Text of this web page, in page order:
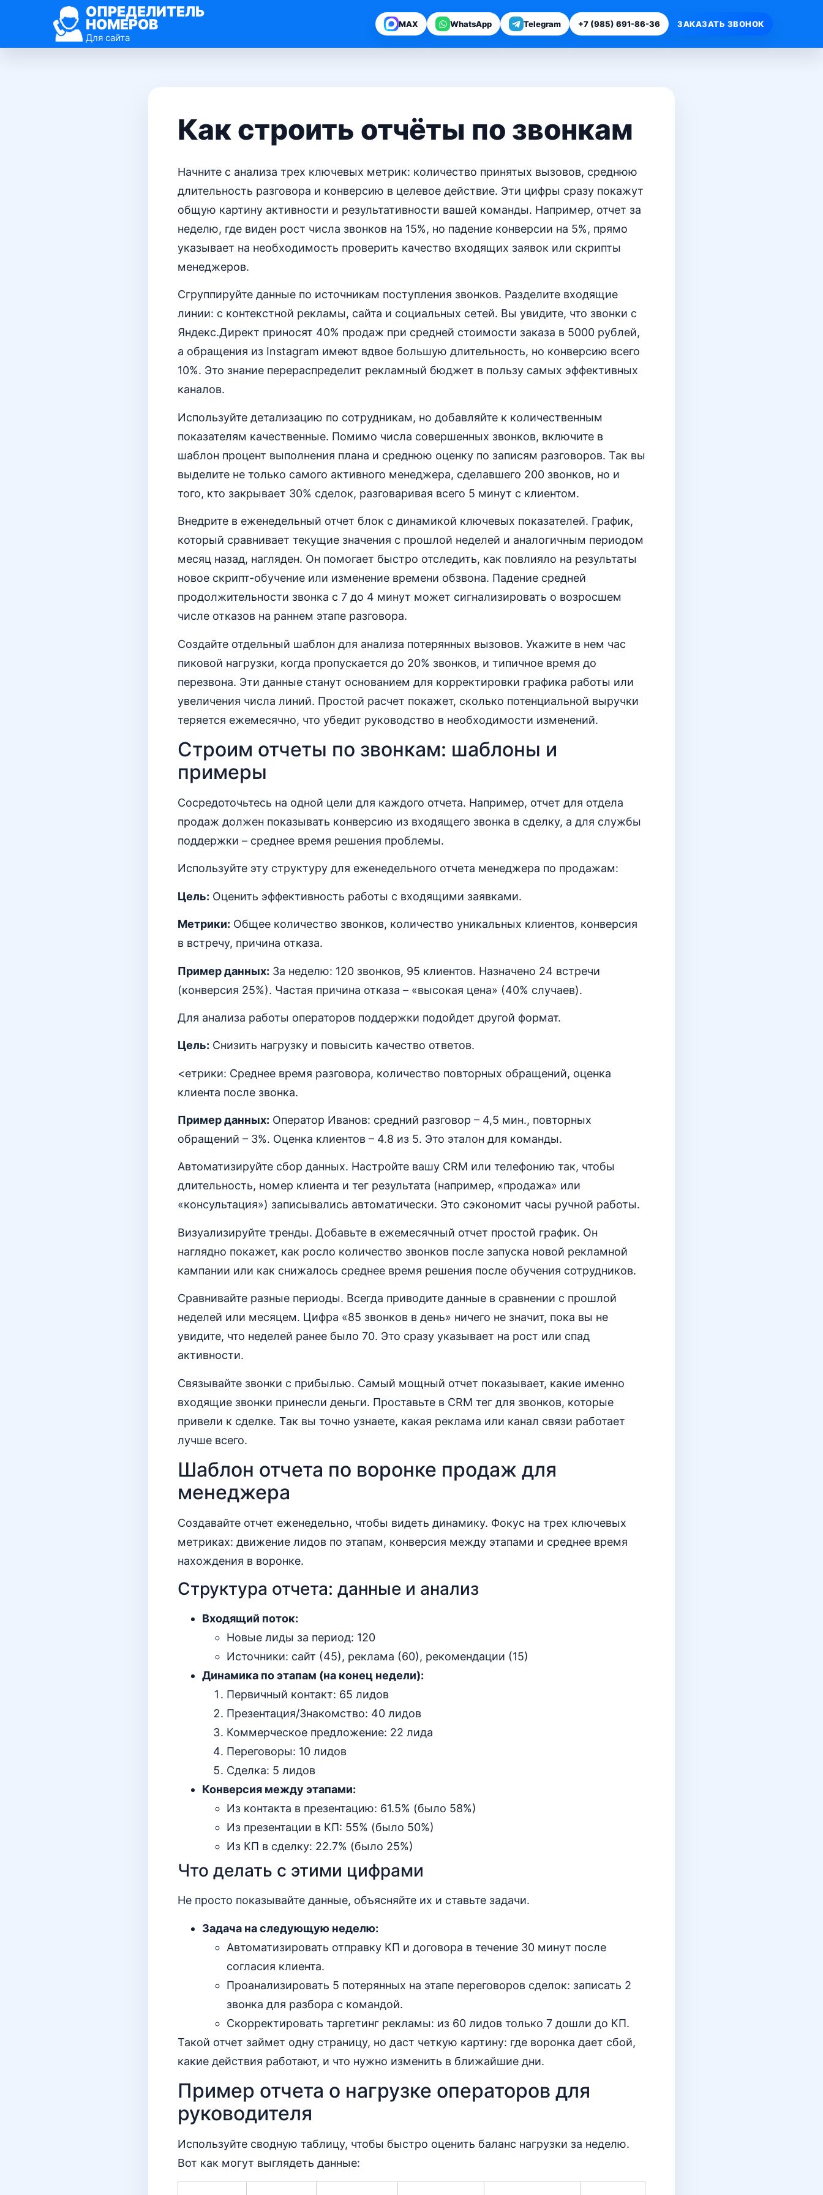
ОПРЕДЕЛИТЕЛЬ
НОМЕРОВ
Для сайта
MAX WhatsApp Telegram +7 (985) 691-86-36 ЗАКАЗАТЬ ЗВОНОК
Как строить отчёты по звонкам
Начните с анализа трех ключевых метрик: количество принятых вызовов, среднюю
длительность разговора и конверсию в целевое действие. Эти цифры сразу покажут
общую картину активности и результативности вашей команды. Например, отчет за
неделю, где виден рост числа звонков на 15%, но падение конверсии на 5%, прямо
указывает на необходимость проверить качество входящих заявок или скрипты
менеджеров.
Сгруппируйте данные по источникам поступления звонков. Разделите входящие
линии: с контекстной рекламы, сайта и социальных сетей. Вы увидите, что звонки с
Яндекс.Директ приносят 40% продаж при средней стоимости заказа в 5000 рублей,
а обращения из Instagram имеют вдвое большую длительность, но конверсию всего
10%. Это знание перераспределит рекламный бюджет в пользу самых эффективных
каналов.
Используйте детализацию по сотрудникам, но добавляйте к количественным
показателям качественные. Помимо числа совершенных звонков, включите в
шаблон процент выполнения плана и среднюю оценку по записям разговоров. Так вы
выделите не только самого активного менеджера, сделавшего 200 звонков, но и
того, кто закрывает 30% сделок, разговаривая всего 5 минут с клиентом.
Внедрите в еженедельный отчет блок с динамикой ключевых показателей. График,
который сравнивает текущие значения с прошлой неделей и аналогичным периодом
месяц назад, нагляден. Он помогает быстро отследить, как повлияло на результаты
новое скрипт-обучение или изменение времени обзвона. Падение средней
продолжительности звонка с 7 до 4 минут может сигнализировать о возросшем
числе отказов на раннем этапе разговора.
Создайте отдельный шаблон для анализа потерянных вызовов. Укажите в нем час
пиковой нагрузки, когда пропускается до 20% звонков, и типичное время до
перезвона. Эти данные станут основанием для корректировки графика работы или
увеличения числа линий. Простой расчет покажет, сколько потенциальной выручки
теряется ежемесячно, что убедит руководство в необходимости изменений.
Строим отчеты по звонкам: шаблоны и
примеры
Сосредоточьтесь на одной цели для каждого отчета. Например, отчет для отдела
продаж должен показывать конверсию из входящего звонка в сделку, а для службы
поддержки – среднее время решения проблемы.
Используйте эту структуру для еженедельного отчета менеджера по продажам:
Цель: Оценить эффективность работы с входящими заявками.
Метрики: Общее количество звонков, количество уникальных клиентов, конверсия
в встречу, причина отказа.
Пример данных: За неделю: 120 звонков, 95 клиентов. Назначено 24 встречи
(конверсия 25%). Частая причина отказа – «высокая цена» (40% случаев).
Для анализа работы операторов поддержки подойдет другой формат.
Цель: Снизить нагрузку и повысить качество ответов.
<етрики: Среднее время разговора, количество повторных обращений, оценка
клиента после звонка.
Пример данных: Оператор Иванов: средний разговор – 4,5 мин., повторных
обращений – 3%. Оценка клиентов – 4.8 из 5. Это эталон для команды.
Автоматизируйте сбор данных. Настройте вашу CRM или телефонию так, чтобы
длительность, номер клиента и тег результата (например, «продажа» или
«консультация») записывались автоматически. Это сэкономит часы ручной работы.
Визуализируйте тренды. Добавьте в ежемесячный отчет простой график. Он
наглядно покажет, как росло количество звонков после запуска новой рекламной
кампании или как снижалось среднее время решения после обучения сотрудников.
Сравнивайте разные периоды. Всегда приводите данные в сравнении с прошлой
неделей или месяцем. Цифра «85 звонков в день» ничего не значит, пока вы не
увидите, что неделей ранее было 70. Это сразу указывает на рост или спад
активности.
Связывайте звонки с прибылью. Самый мощный отчет показывает, какие именно
входящие звонки принесли деньги. Проставьте в CRM тег для звонков, которые
привели к сделке. Так вы точно узнаете, какая реклама или канал связи работает
лучше всего.
Шаблон отчета по воронке продаж для
менеджера
Создавайте отчет еженедельно, чтобы видеть динамику. Фокус на трех ключевых
метриках: движение лидов по этапам, конверсия между этапами и среднее время
нахождения в воронке.
Структура отчета: данные и анализ
Входящий поток:
Новые лиды за период: 120
Источники: сайт (45), реклама (60), рекомендации (15)
Динамика по этапам (на конец недели):
Первичный контакт: 65 лидов
Презентация/Знакомство: 40 лидов
Коммерческое предложение: 22 лида
Переговоры: 10 лидов
Сделка: 5 лидов
Конверсия между этапами:
Из контакта в презентацию: 61.5% (было 58%)
Из презентации в КП: 55% (было 50%)
Из КП в сделку: 22.7% (было 25%)
Что делать с этими цифрами
Не просто показывайте данные, объясняйте их и ставьте задачи.
Задача на следующую неделю:
Автоматизировать отправку КП и договора в течение 30 минут после
согласия клиента.
Проанализировать 5 потерянных на этапе переговоров сделок: записать 2
звонка для разбора с командой.
Скорректировать таргетинг рекламы: из 60 лидов только 7 дошли до КП.
Такой отчет займет одну страницу, но даст четкую картину: где воронка дает сбой,
какие действия работают, и что нужно изменить в ближайшие дни.
Пример отчета о нагрузке операторов для
руководителя
Используйте сводную таблицу, чтобы быстро оценить баланс нагрузки за неделю.
Вот как могут выглядеть данные: